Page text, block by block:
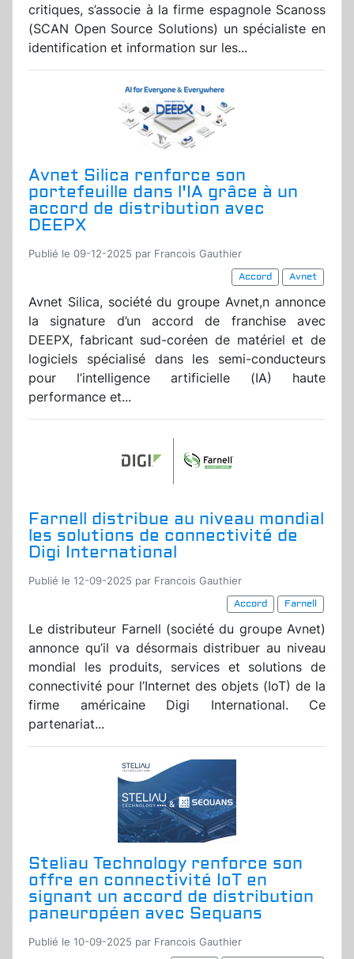
critiques, s’associe à la firme espagnole Scanoss
(SCAN Open Source Solutions) un spécialiste en
identification et information sur les...
Avnet Silica renforce son
portefeuille dans l'IA grâce à un
accord de distribution avec
DEEPX
Publié le 09-12-2025 par Francois Gauthier
Accord
Avnet
Avnet Silica, société du groupe Avnet,n annonce
la signature d’un accord de franchise avec
DEEPX, fabricant sud-coréen de matériel et de
logiciels spécialisé dans les semi-conducteurs
pour l’intelligence artificielle (IA) haute
performance et...
Farnell distribue au niveau mondial
les solutions de connectivité de
Digi International
Publié le 12-09-2025 par Francois Gauthier
Accord
Farnell
Le distributeur Farnell (société du groupe Avnet)
annonce qu’il va désormais distribuer au niveau
mondial les produits, services et solutions de
connectivité pour l’Internet des objets (IoT) de la
firme américaine Digi International. Ce
partenariat...
Steliau Technology renforce son
offre en connectivité IoT en
signant un accord de distribution
paneuropéen avec Sequans
Publié le 10-09-2025 par Francois Gauthier